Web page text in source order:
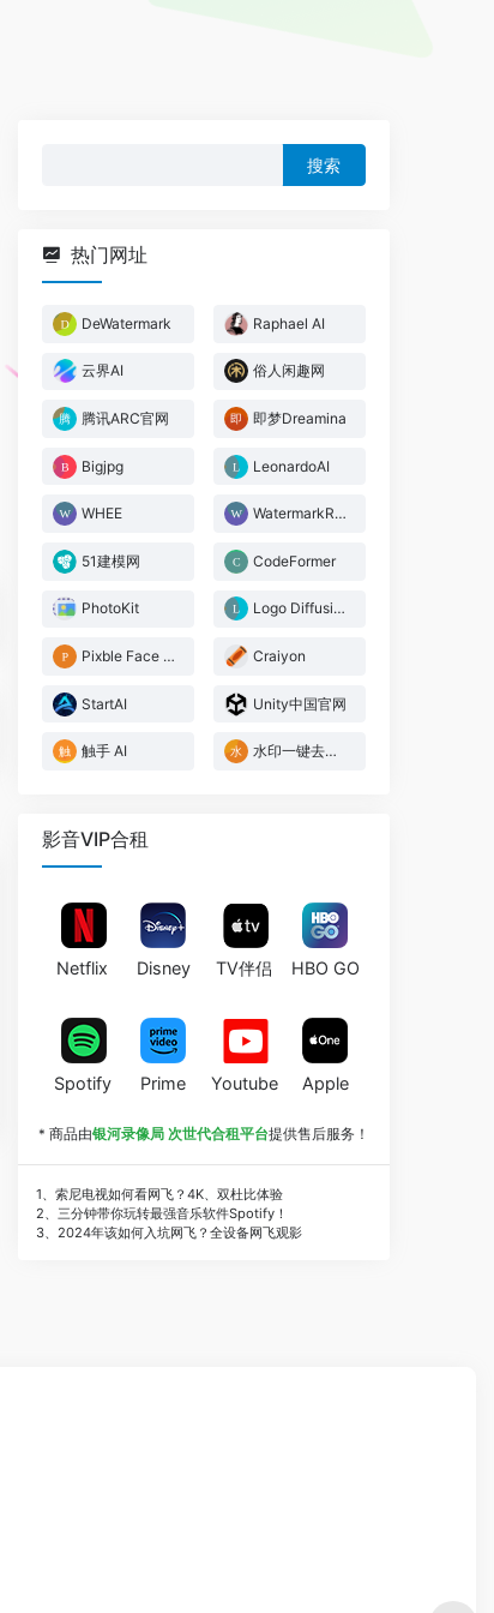
热门网址
DeWatermark Raphael AI
云界AI 俗人闲趣网
腾讯ARC官网 即梦Dreamina
Bigjpg LeonardoAI
WHEE WatermarkRemoverAI
51建模网 CodeFormer
PhotoKit Logo Diffusion
Pixble Face Swapper Craiyon
StartAI Unity中国官网
触手 AI 水印一键去去去
影音VIP合租
Netflix Disney TV伴侣 HBO GO
Spotify Prime Youtube Apple
* 商品由银河录像局 次世代合租平台提供售后服务！
1、索尼电视如何看网飞？4K、双杜比体验
2、三分钟带你玩转最强音乐软件Spotify！
3、2024年该如何入坑网飞？全设备网飞观影